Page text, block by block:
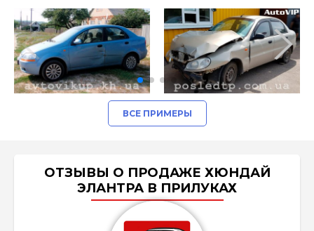
ВСЕ ПРИМЕРЫ
ОТЗЫВЫ О ПРОДАЖЕ ХЮНДАЙ
ЭЛАНТРА В ПРИЛУКАХ